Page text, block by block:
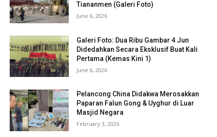
Tiananmen (Galeri Foto)
June 6, 2026
Galeri Foto: Dua Ribu Gambar 4 Jun
Didedahkan Secara Eksklusif Buat Kali
Pertama (Kemas Kini 1)
June 6, 2026
Pelancong China Didakwa Merosakkan
Paparan Falun Gong & Uyghur di Luar
Masjid Negara
February 3, 2026